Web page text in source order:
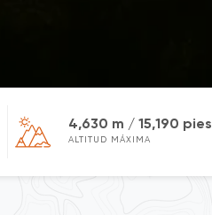
4,630 m / 15,190 pies
ALTITUD MÁXIMA